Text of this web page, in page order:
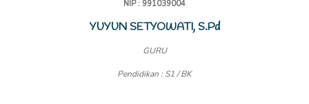
NIP : 991039004
YUYUN SETYOWATI, S.Pd
GURU
Pendidikan : S1 / BK